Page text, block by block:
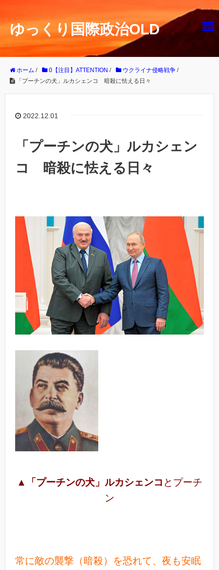
ゆっくり国際政治OLD
ホーム / 0【注目】ATTENTION / ウクライナ侵略戦争 /
「プーチンの犬」ルカシェンコ 暗殺に怯える日々
2022.12.01
「プーチンの犬」ルカシェン
コ 暗殺に怯える日々
▲ 「プーチンの犬」ルカシェンコ とプーチ
ン
常に敵の襲撃（暗殺）を恐れて、夜も安眠